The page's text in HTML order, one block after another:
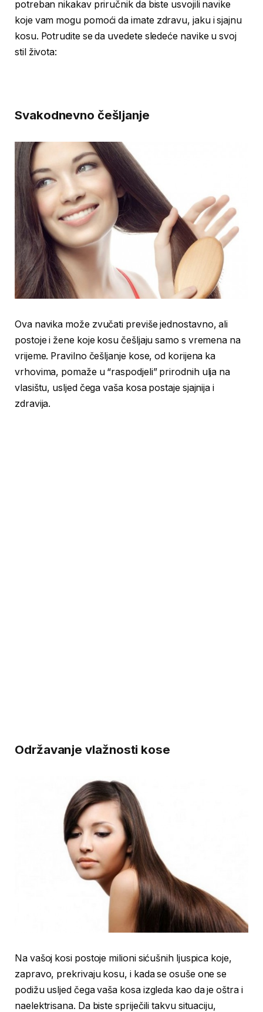
potreban nikakav priručnik da biste usvojili navike
koje vam mogu pomoći da imate zdravu, jaku i sjajnu
kosu. Potrudite se da uvedete sledeće navike u svoj
stil života:
Svakodnevno češljanje
Ova navika može zvučati previše jednostavno, ali
postoje i žene koje kosu češljaju samo s vremena na
vrijeme. Pravilno češljanje kose, od korijena ka
vrhovima, pomaže u “raspodjeli” prirodnih ulja na
vlasištu, usljed čega vaša kosa postaje sjajnija i
zdravija.
Održavanje vlažnosti kose
Na vašoj kosi postoje milioni sićušnih ljuspica koje,
zapravo, prekrivaju kosu, i kada se osuše one se
podižu usljed čega vaša kosa izgleda kao da je oštra i
naelektrisana. Da biste spriječili takvu situaciju,